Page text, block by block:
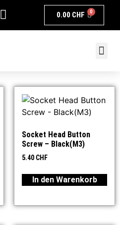
0.00 CHF 0
Socket Head Button
Screw – Black(M3)
5.40 CHF
In den Warenkorb